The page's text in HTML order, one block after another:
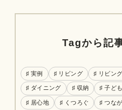
Tagから記
♯ 実例 ♯ リビング ♯ リビン
♯ ダイニング ♯ 収納 ♯ 子ど
♯ 居心地 ♯ くつろぐ ♯ つな